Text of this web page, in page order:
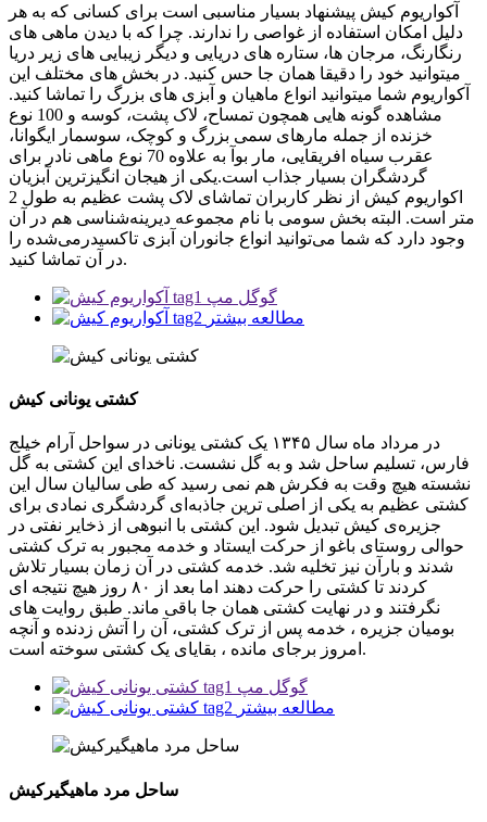
آکواریوم کیش پیشنهاد بسیار مناسبی است برای کسانی که به هر
دلیل امکان استفاده از غواصی را ندارند. چرا که با دیدن ماهی های
رنگارنگ، مرجان ها، ستاره های دریایی و دیگر زیبایی های زیر دریا
میتوانید خود را دقیقا همان جا حس کنید. در بخش های مختلف این
آکواریوم شما میتوانید انواع ماهیان و آبزی های بزرگ را تماشا کنید.
مشاهده گونه هایی همچون تمساح، لاک پشت، کوسه و 100 نوع
خزنده از جمله مارهای سمی بزرگ و کوچک، سوسمار ایگوانا،
عقرب سیاه افریقایی، مار بوآ به علاوه 70 نوع ماهی نادر برای
گردشگران بسیار جذاب است.یکی از هیجان انگیزترین آبزیان
اکواریوم کیش از نظر کاربران تماشای لاک پشت عظیم به طول 2
متر است. البته بخش سومی با نام مجموعه دیرینه‌شناسی هم در آن
وجود دارد که شما می‌توانید انواع جانوران آبزی تاکسیدرمی‌شده را
در آن تماشا کنید.
گوگل مپ
مطالعه بیشتر
کشتی یونانی کیش
در مرداد ماه سال ۱۳۴۵ یک کشتی یونانی در سواحل آرام خیلج
فارس، تسلیم ساحل شد و به گل نشست. ناخدای این کشتی به گل
نشسته هیچ وقت به فکرش هم نمی رسید که طی سالیان سال این
کشتی عظیم به یکی از اصلی ترین جاذبه‌ای گردشگری نمادی برای
جزیره‌ی کیش تبدیل شود. این کشتی با انبوهی از ذخایر نفتی در
حوالی روستای باغو از حرکت ایستاد و خدمه مجبور به ترک کشتی
شدند و بارآن نیز تخلیه شد. خدمه کشتی در آن زمان بسیار تلاش
کردند تا کشتی را حرکت دهند اما بعد از ۸۰ روز هیچ نتیجه ای
نگرفتند و در نهایت کشتی همان جا باقی ماند. طبق روایت های
بومیان جزیره ، خدمه پس از ترک کشتی، آن را آتش زدنده و آنچه
امروز برجای مانده ، بقایای یک کشتی سوخته است.
گوگل مپ
مطالعه بیشتر
ساحل مرد ماهیگیرکیش